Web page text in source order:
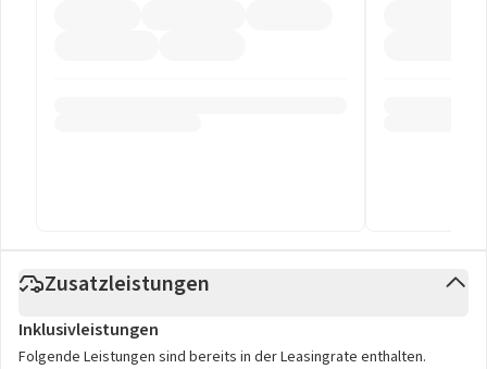
Zusatzleistungen
Inklusivleistungen
Folgende Leistungen sind bereits in der Leasingrate enthalten.